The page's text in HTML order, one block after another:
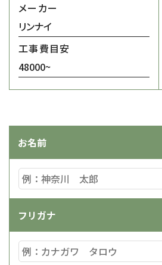
メーカー
リンナイ
工事費目安
48000~
お名前
フリガナ